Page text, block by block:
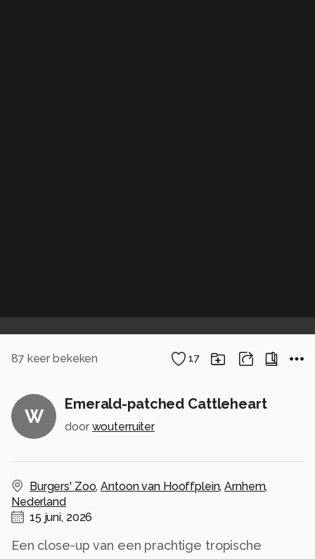
87 keer bekeken 17
W
Emerald-patched Cattleheart
door wouterruiter
Burgers' Zoo,Antoon van Hooffplein,Arnhem,
Nederland
15 juni, 2026
Een close-up van een prachtige tropische